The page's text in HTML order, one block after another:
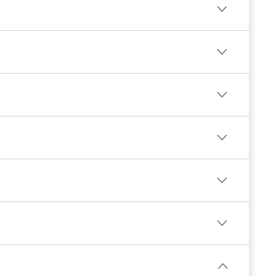
Půjčovna nosičů kol Kontakt